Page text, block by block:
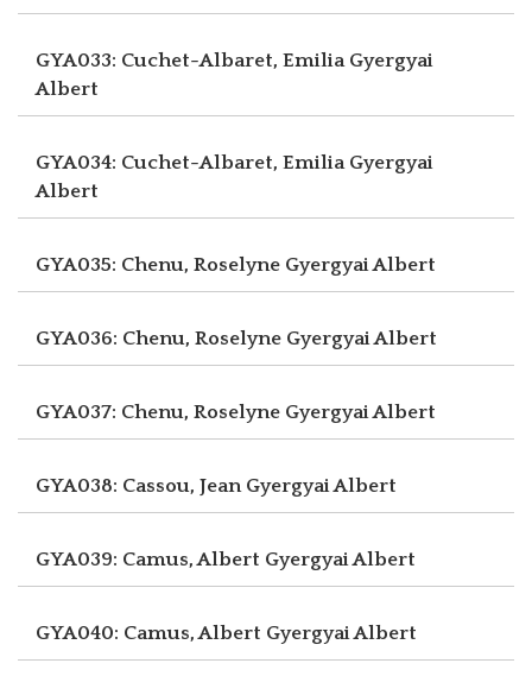
GYA033: Cuchet-Albaret, Emilia Gyergyai
Albert
GYA034: Cuchet-Albaret, Emilia Gyergyai
Albert
GYA035: Chenu, Roselyne Gyergyai Albert
GYA036: Chenu, Roselyne Gyergyai Albert
GYA037: Chenu, Roselyne Gyergyai Albert
GYA038: Cassou, Jean Gyergyai Albert
GYA039: Camus, Albert Gyergyai Albert
GYA040: Camus, Albert Gyergyai Albert